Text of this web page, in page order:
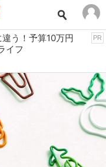
ア用品
・ホビー
家電
・お菓子
違う！予算10万円
イフ
PR